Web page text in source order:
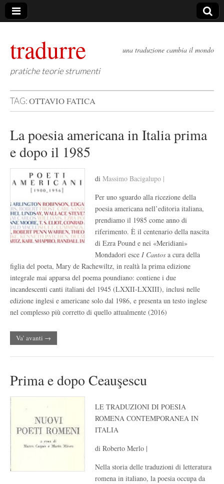
tradurre
pratiche teorie strumenti
una traduzione cambia il mondo
TAG:OTTAVIO FATICA
La poesia americana in Italia prima
e dopo il 1985
di Massimo Bacigalupo |
Per uno sguardo alla ricezione della
poesia americana nell’editoria italiana,
prendiamo il 1985 come anno di
riferimento. È il centenario della nascita
di Ezra Pound e nei «Meridiani»
Mondadori esce I Cantos a cura della
figlia del poeta, Mary de Rachewiltz, in realtà la prima edizione
integrale mai apparsa del poema poundiano: contiene i due
incandescenti canti italiani del 1945 (LXXII-LXXIII), inclusi nelle
edizione inglesi e americane solo dal 1986, e presenta un testo inglese
nel complesso più corretto di quello attualmente (2016)
Va’ avanti →
Prima e dopo Ceauşescu
LE TRADUZIONI DI POESIA
ROMENA CONTEMPORANEA IN
ITALIA
di Roberto Merlo |
Nella storia delle traduzioni di letteratura
romena in italiano, la poesia occupa da